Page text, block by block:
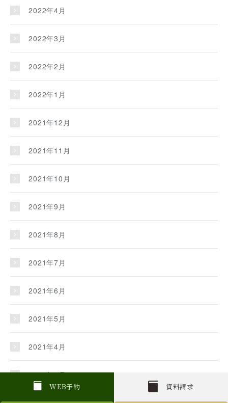
W EB予約 資料請求
2022年4月
2022年3月
2022年2月
2022年1月
2021年12月
2021年11月
2021年10月
2021年9月
2021年8月
2021年7月
2021年6月
2021年5月
2021年4月
2021年3月